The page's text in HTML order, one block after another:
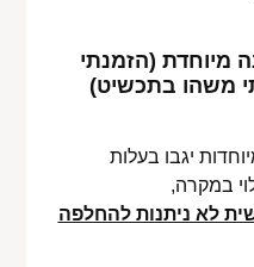
מיוחדת (הזמנתי
משהו בתכשיט)
יגבו בעלות
לא ניתנות להחלפה